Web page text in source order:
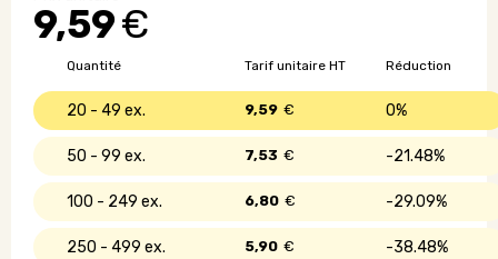
9,59€
à
découper
Quantité Réduction
Tarif unitaire HT
20 - 49 0%
9,59 €
50 - 99 21.48%
7,53 €
100 - 249 29.09%
6,80 €
250 - 499 38.48%
5,90 €